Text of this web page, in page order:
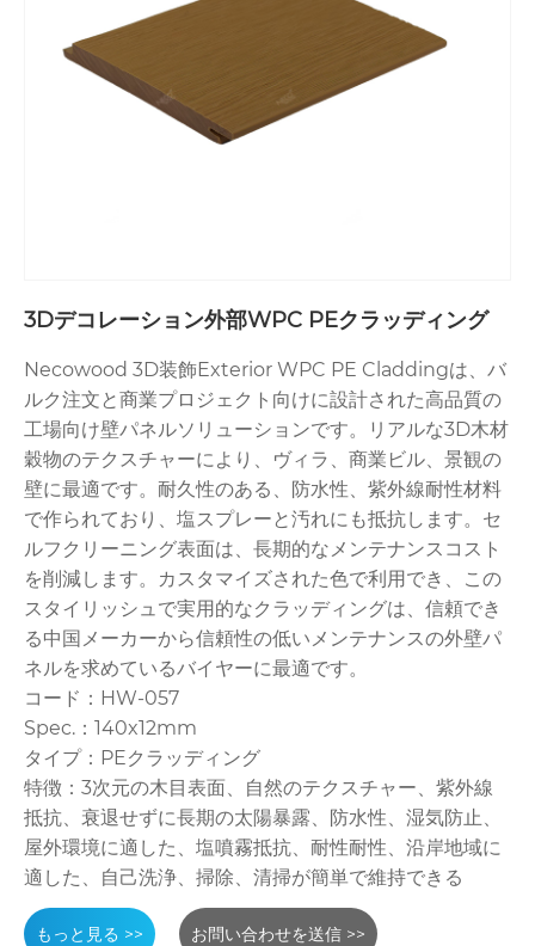
3Dデコレーション外部WPC PEクラッディング
Necowood 3D装飾Exterior WPC PE Claddingは、バ
ルク注文と商業プロジェクト向けに設計された高品質の
工場向け壁パネルソリューションです。リアルな3D木材
穀物のテクスチャーにより、ヴィラ、商業ビル、景観の
壁に最適です。耐久性のある、防水性、紫外線耐性材料
で作られており、塩スプレーと汚れにも抵抗します。セ
ルフクリーニング表面は、長期的なメンテナンスコスト
を削減します。カスタマイズされた色で利用でき、この
スタイリッシュで実用的なクラッディングは、信頼でき
る中国メーカーから信頼性の低いメンテナンスの外壁パ
ネルを求めているバイヤーに最適です。
コード：HW-057
Spec.：140x12mm
タイプ：PEクラッディング
特徴：3次元の木目表面、自然のテクスチャー、紫外線
抵抗、衰退せずに長期の太陽暴露、防水性、湿気防止、
屋外環境に適した、塩噴霧抵抗、耐性耐性、沿岸地域に
適した、自己洗浄、掃除、清掃が簡単で維持できる
もっと見る >> お問い合わせを送信 >>